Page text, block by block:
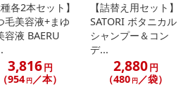
能性がございます。
、配送日時指定をご利用いただけませ
種各2本セット】
毛美容液+まゆ
容液 BAERU
3,816円
（954 円／本）
【詰替え用セット】
SATORI ボタニカル
シャンプー＆コン
デ...
2,880円
（480 円／袋）